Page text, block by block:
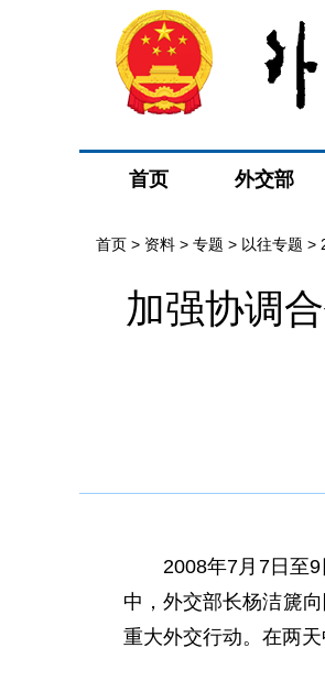
首页 外交部
首页 > 资料 > 专题 > 以往专题 >
加强协调
2008年7月7日至9日
中，外交部长杨洁篪
重大外交行动。在两